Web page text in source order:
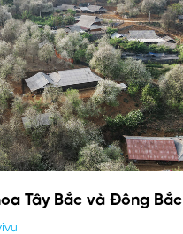
Tây Bắc và Đông Bắc